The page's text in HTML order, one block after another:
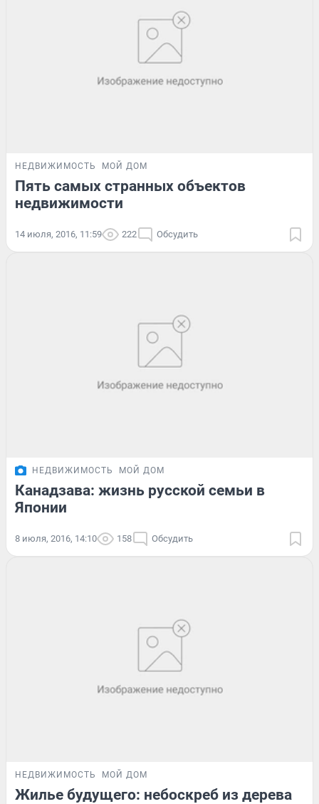
НЕДВИЖИМОСТЬ МОЙ ДОМ
Пять самых странных объектов
недвижимости
14 июля, 2016, 11:59 222 Обсудить
НЕДВИЖИМОСТЬ МОЙ ДОМ
Канадзава: жизнь русской семьи в
Японии
8 июля, 2016, 14:10 158 Обсудить
НЕДВИЖИМОСТЬ МОЙ ДОМ
Жилье будущего: небоскреб из дерева